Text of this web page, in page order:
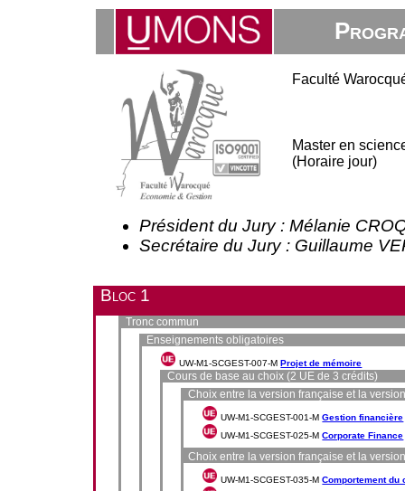
Faculté
Master en
(Horaire jour)
Président du Jury : Mélanie
Secrétaire du Jury : Guillaume
Bloc 1
Tronc commun
Enseignements obligatoires
UW-M1-SCGEST-007-MProjet de mémoire
Cours de base au choix (2 UE de 3 crédits)
Choix entre la version française et la
UW-M1-SCGEST-001-MGestion financière
UW-M1-SCGEST-025-MCorporate Finance
Choix entre la version française et la
UW-M1-SCGEST-035-MComportement du